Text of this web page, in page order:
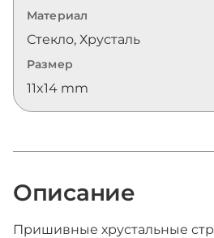
Материал
Стекло, Хрусталь
Размер
11x14 mm
Описание
Пришивные хрустальные